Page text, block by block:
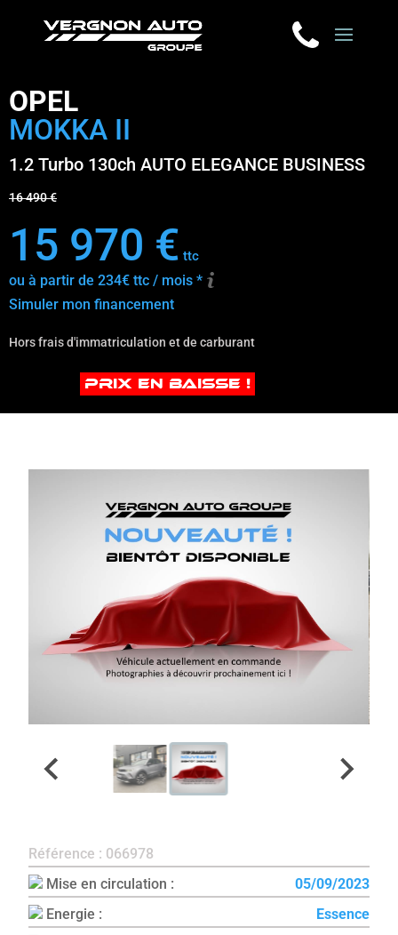
OPEL
MOKKA II
1.2 Turbo 130ch AUTO ELEGANCE BUSINESS
16 490 €
15 970 € ttc
ou à partir de 234€ ttc / mois *
Simuler mon financement
Hors frais d'immatriculation et de carburant
PRIX EN BAISSE !
Référence : 066978
Mise en circulation :
05/09/2023
Energie :
Essence